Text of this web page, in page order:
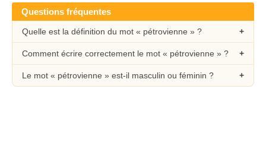
Questions fréquentes
Quelle est la définition du mot « pétrovienne » ?
Comment écrire correctement le mot « pétrovienne » ?
Le mot « pétrovienne » est-il masculin ou féminin ?